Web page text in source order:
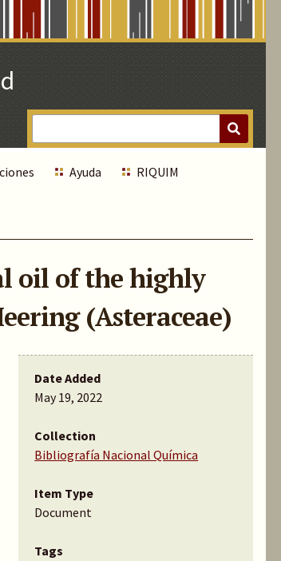
Ayuda RIQUIM
oil of the highly
(Asteraceae)
Date Added
May 19, 2022
Collection
Bibliografía Nacional Química
Item Type
Document
Tags